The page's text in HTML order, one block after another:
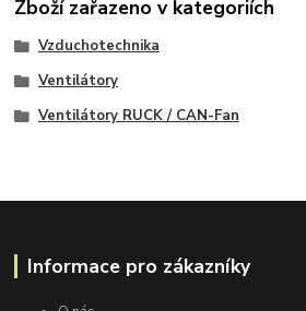
Zboží zařazeno v kategoriích
Vzduchotechnika
Ventilátory
Ventilátory RUCK / CAN-Fan
Informace pro zákazníky